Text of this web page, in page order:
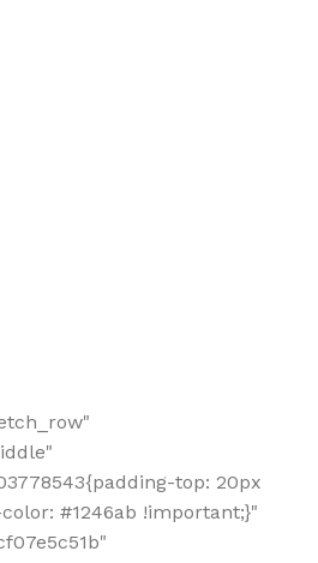
top: 20px
#1246ab !important;}"